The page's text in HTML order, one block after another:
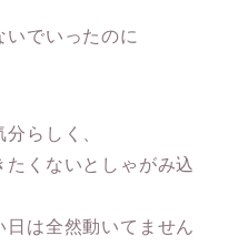
いでいったのに
らしく、
くないとしゃがみ込
は全然動いてません